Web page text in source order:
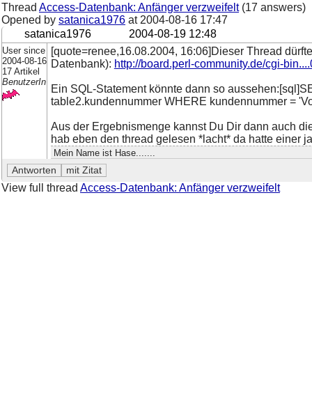
Thread Access-Datenbank: Anfänger verzweifelt(17 answers)
Opened by satanica1976 at 2004-08-16 17:47
satanica1976
2004-08-19 12:48
User since
2004-08-16
17 Artikel
BenutzerIn
[quote=renee,16.08.2004, 16:06]Dieser Thread
Datenbank): http://board.perl-community.de/cgi-
Ein SQL-Statement könnte dann so
table2.kundennummer WHERE kundennummer =
Aus der Ergebnismenge kannst Du Dir dann auch
hab eben den thread gelesen *lacht* da hatte einer
Mein Name ist Hase.......
View full thread Access-Datenbank: Anfänger verzweifelt